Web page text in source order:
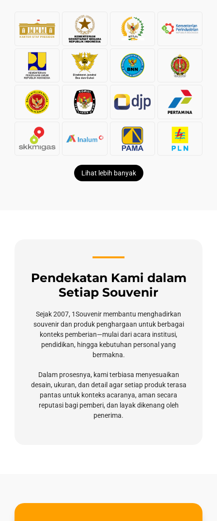
Lihat lebih banyak
Pendekatan Kami dalam
Setiap Souvenir
Sejak 2007, 1Souvenir membantu menghadirkan
souvenir dan produk penghargaan untuk berbagai
konteks pemberian—mulai dari acara institusi,
pendidikan, hingga kebutuhan personal yang
bermakna.
Dalam prosesnya, kami terbiasa menyesuaikan
desain, ukuran, dan detail agar setiap produk terasa
pantas untuk konteks acaranya, aman secara
reputasi bagi pemberi, dan layak dikenang oleh
penerima.